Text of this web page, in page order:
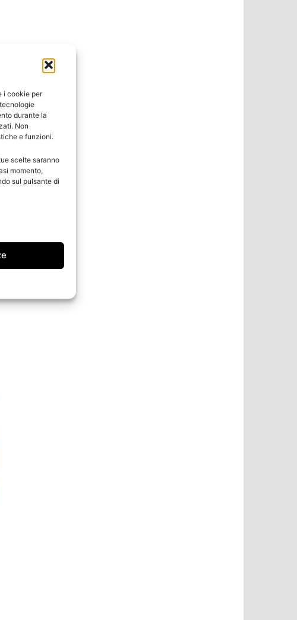
i cookie per
durante la
Non
e funzioni.
scelte saranno
momento,
sul pulsante di